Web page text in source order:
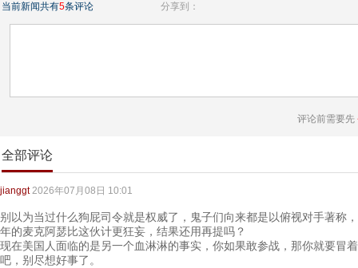
当前新闻共有5条评论 分享到：
评论前需要先
全部评论
jianggt 2026年07月08日 10:01
别以为当过什么狗屁司令就是权威了，鬼子们向来都是以俯视对手著称
年的麦克阿瑟比这伙计更狂妄，结果还用再提吗？
现在美国人面临的是另一个血淋淋的事实，你如果敢参战，那你就要冒
吧，别尽想好事了。